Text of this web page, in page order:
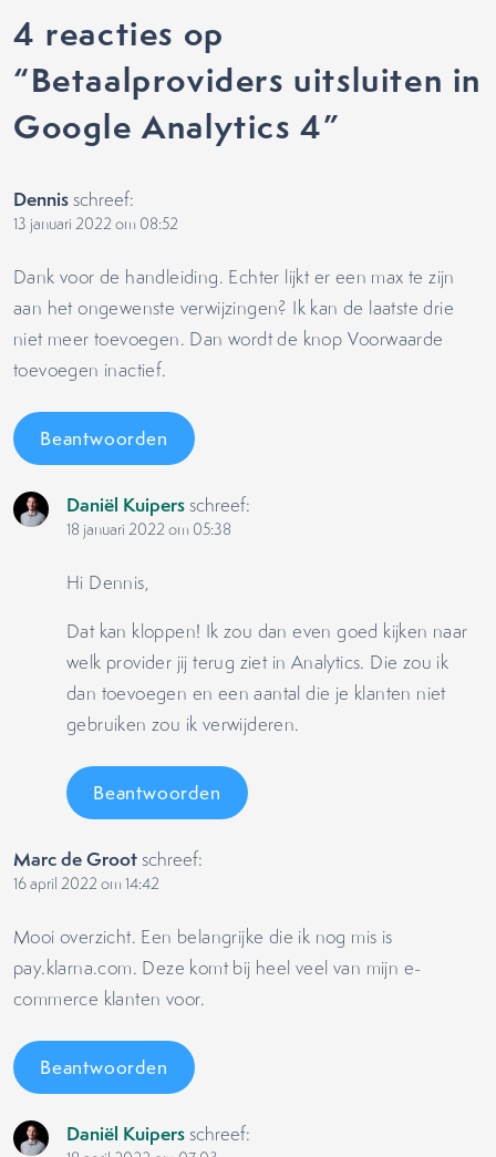
4 reacties op
“Betaalproviders uitsluiten in
Google Analytics 4”
Dennisschreef:
13 januari 2022 om 08:52
Dank voor de handleiding. Echter lijkt er een max te zijn
aan het ongewenste verwijzingen? Ik kan de laatste drie
niet meer toevoegen. Dan wordt de knop Voorwaarde
toevoegen inactief.
Beantwoorden
Daniël Kuipersschreef:
18 januari 2022 om 05:38
Hi Dennis,
Dat kan kloppen! Ik zou dan even goed kijken naar
welk provider jij terug ziet in Analytics. Die zou ik
dan toevoegen en een aantal die je klanten niet
gebruiken zou ik verwijderen.
Beantwoorden
Marc de Grootschreef:
16 april 2022 om 14:42
Mooi overzicht. Een belangrijke die ik nog mis is
pay.klarna.com. Deze komt bij heel veel van mijn e-
commerce klanten voor.
Beantwoorden
Daniël Kuipersschreef: